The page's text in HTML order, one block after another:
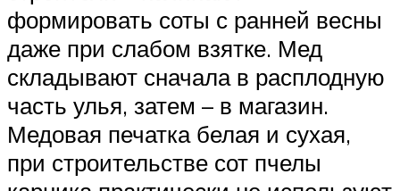
формировать соты с ранней весны
даже при слабом взятке. Мед
складывают сначала в расплодную
часть улья, затем – в магазин.
Медовая печатка белая и сухая,
при строительстве сот пчелы